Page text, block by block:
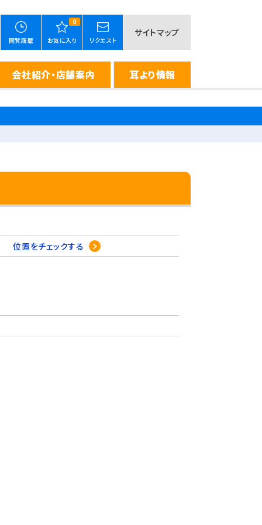
閲覧履歴
0
お気に入り リクエスト
サイトマップ
会社紹介・店舗案内 耳より情報
1位置をチェックする